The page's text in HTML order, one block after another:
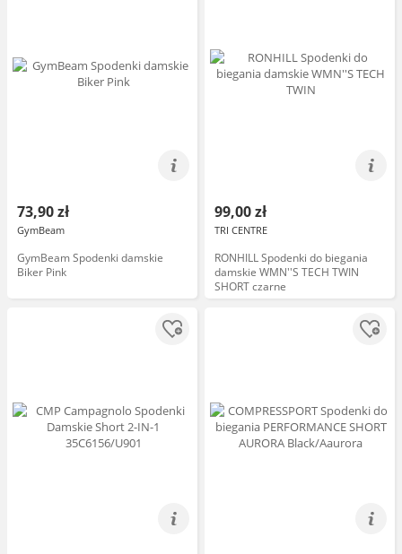
73,90 zł
GymBeam
GymBeam Spodenki damskie
Biker Pink
99,00 zł
TRI CENTRE
RONHILL Spodenki do biegania
damskie WMN''S TECH TWIN
SHORT czarne